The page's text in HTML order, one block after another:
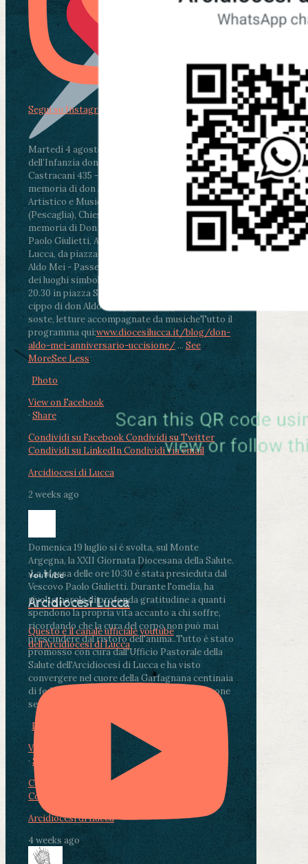
Martedì 4 agosto2026
ore 11:30 - Lucca, Scuola
dell’Infanzia don Aldo Mei - Viale Castruccio
Castracani 435 - Inaugurazione murales in
memoria di don Aldo Mei curato dal Liceo
Artistico e Musicale “Passaglia”
ore 18 - Fiano
(Pescaglia), Chiesa parrocchiale - Messa in
memoria di Don Aldo Mei celebrata da mons.
Paolo Giulietti, Arcivescovo di Lucca
ore 20.30 -
Lucca, da piazza San Michele al Cippo di don
Aldo Mei - Passeggiata della Memoria in alcuni
dei luoghi simbolo della città. Ritrovo alle ore
20.30 in piazza San Michele con conclusione al
cippo di don Aldo Mei (Porta Elisa). Durante le
soste, letture accompagnate da musicheTutto il
programma qui:www.diocesilucca.it/blog/don-
aldo-mei-anniversario-uccisione/ ... See
MoreSee Less
Photo
View on Facebook
· Share
Condividi su FacebookCondividi su Twitter
Condividi su LinkedInCondividi via email
Arcidiocesi di Lucca
2 weeks ago
Domenica 19 luglio si è svolta, sul Monte
Argegna, la XXII Giornata Diocesana della Salute.
.La Messa delle ore 10:30 è stata presieduta dal
Vescovo Paolo Giulietti. Durante l'omelia, ha
rivolto parole di profonda gratitudine a quanti
spendono la propria vita accanto a chi soffre,
ricordando che la cura del corpo non può mai
prescindere dal ristoro dell'anima..Tutto è stato
promosso con cura dall'Ufficio Pastorale della
Salute dell'Arcidiocesi di Lucca e ha visto
convergere nel cuore della Garfagnana centinaia
di fedeli, operatori sanitari, volontari e persone
segnate dalla malattia.
Photo
View on Facebook
· Share
Condividi su Facebook
Condividi su LinkedIn
Arcidiocesi di Lucca
4 weeks ago
Segui su Instagram
YouTube
Arcidiocesi Lucca
Questo è il canale ufficiale youtube
dell'Arcidiocesi di Lucca